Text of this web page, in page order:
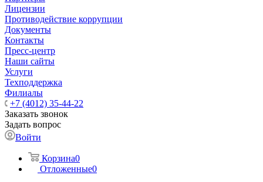
Лицензии
Противодействие коррупции
Документы
Контакты
Пресс-центр
Наши сайты
Услуги
Техподдержка
Филиалы
+7 (4012) 35-44-22
Заказать звонок
Задать вопрос
Войти
Корзина0
Отложенные0